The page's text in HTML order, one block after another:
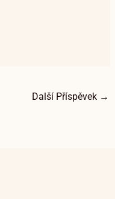
Další Příspěvek →